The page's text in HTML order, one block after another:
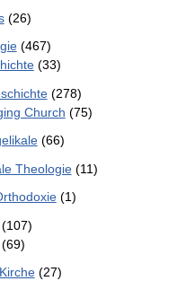
(26)
(467)
(33)
(278)
Church (75)
(66)
Theologie(11)
(1)
(27)